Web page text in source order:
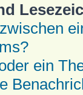
ein